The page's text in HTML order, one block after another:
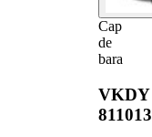
Cap
de
bara
VKDY
811013